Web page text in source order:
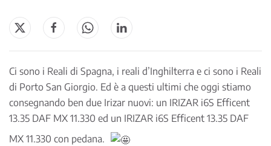
Ci sono i Reali di Spagna, i reali d’Inghilterra e ci sono i Reali
di Porto San Giorgio. Ed è a questi ultimi che oggi stiamo
consegnando ben due Irizar nuovi: un IRIZAR i6S Efficent
13.35 DAF MX 11.330 ed un IRIZAR i6S Efficent 13.35 DAF
MX 11.330 con pedana.